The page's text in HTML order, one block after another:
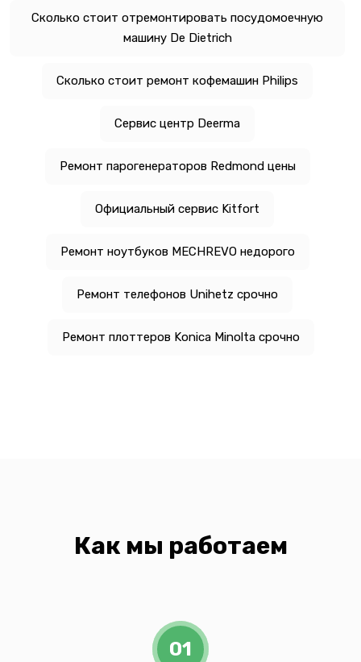
Сколько стоит отремонтировать посудомоечную
машину De Dietrich
Сколько стоит ремонт кофемашин Philips
Сервис центр Deerma
Ремонт парогенераторов Redmond цены
Официальный сервис Kitfort
Ремонт ноутбуков MECHREVO недорого
Ремонт телефонов Unihetz срочно
Ремонт плоттеров Konica Minolta срочно
Как мы работаем
01